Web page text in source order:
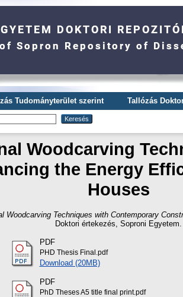
Tudományterület szerint Tallózás
Woodcarving
the Energy
Houses
Woodcarving Techniques with Contemporary
Doktori értekezés , Soproni Egyetem.
PDF
PHD Thesis Final.pdf
Download (20MB)
PDF
PhD Theses A5 title final print.pdf